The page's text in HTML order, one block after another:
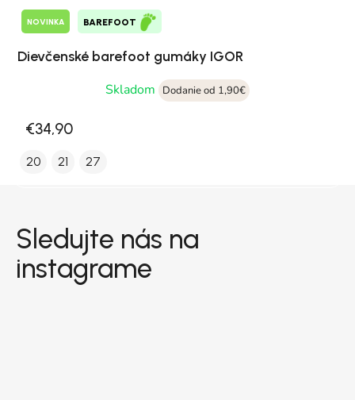
NOVINKA BAREFOOT
Dievčenské barefoot gumáky IGOR
Skladom
Dodanie od 1,90€
€34,90
20 21 27
Sledujte nás na
instagrame